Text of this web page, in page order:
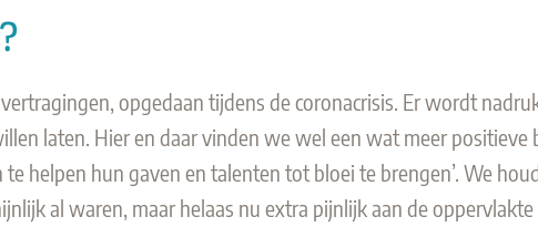
opgedaan tijdens de coronacrisis. Er wordt
laten. Hier en daar vinden we wel een wat meer positieve
helpen hun gaven en talenten tot bloei te brengen’. We
al waren, maar helaas nu extra pijnlijk aan de